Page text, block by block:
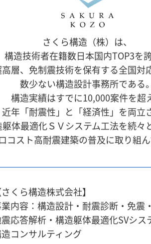
さくら構造（株）は、
構造技術者在籍数日本国内TOP3を
高層、免制震技術を保有する全国対
数少ない構造設計事務所である
構造実績はすでに10,000案件を超
近年「耐震性」と「経済性」を両立
体最適化ＳＶシステム工法を続々
コスト高耐震建築の普及に取り組
さくら構造株式会社】
内容：構造設計・耐震診断・免震
応答解析・ 構造躯体最適化SVシス
コンサルティング